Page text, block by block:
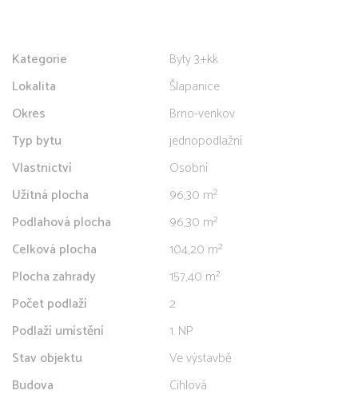
Kategorie
Byty 3+kk
Lokalita
Šlapanice
Okres
Brno-venkov
Typ bytu
jednopodlažní
Vlastnictví
Osobní
Užitná plocha
96,30 m²
Podlahová plocha
96,30 m²
Celková plocha
104,20 m²
Plocha zahrady
157,40 m²
Počet podlaží
2
Podlaží umístění
1. NP
Stav objektu
Ve výstavbě
Budova
Cihlová